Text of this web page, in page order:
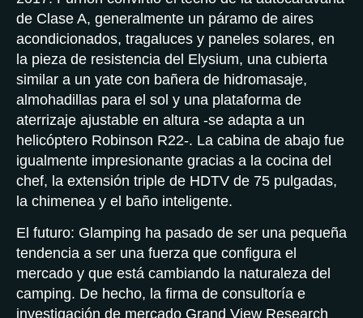
de Clase A, generalmente un páramo de aires
acondicionados, tragaluces y paneles solares, en
la pieza de resistencia del Elysium, una cubierta
similar a un yate con bañera de hidromasaje,
almohadillas para el sol y una plataforma de
aterrizaje ajustable en altura -se adapta a un
helicóptero Robinson R22-. La cabina de abajo fue
igualmente impresionante gracias a la cocina del
chef, la extensión triple de HDTV de 75 pulgadas,
la chimenea y el baño inteligente.
El futuro: Glamping ha pasado de ser una pequeña
tendencia a ser una fuerza que configura el
mercado y que está cambiando la naturaleza del
camping. De hecho, la firma de consultoría e
investigación de mercado Grand View Research